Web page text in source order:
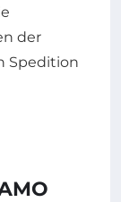
der
Spedition